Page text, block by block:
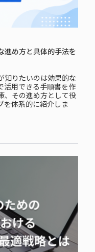
進め方と具体的手法を
知りたいのは効果的な
活用できる手順書を作
、その進め方として役
を体系的に紹介しま